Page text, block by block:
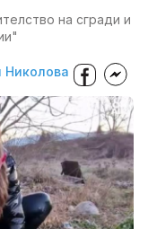
на сгради и
Николова